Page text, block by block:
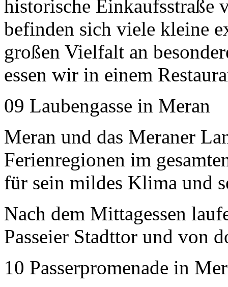
historische Einkaufsstraße
befinden sich viele kleine
großen Vielfalt an
essen wir in einem
09 Laubengasse in Meran
Meran und das Meraner
Ferienregionen im
für sein mildes Klima und
Nach dem Mittagessen
Passeier Stadttor und von
10 Passerpromenade in